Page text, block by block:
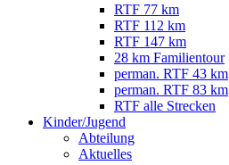
RTF 77 km
RTF 112 km
RTF 147 km
28 km Familientour
perman. RTF 43 km
perman. RTF 83 km
RTF alle Strecken
Kinder/Jugend
Abteilung
Aktuelles